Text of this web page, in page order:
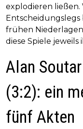
explodieren ließen.
Entscheidungslegs
frühen
diese Spiele jeweils
Alan
(3:2): ein
fünf Akten